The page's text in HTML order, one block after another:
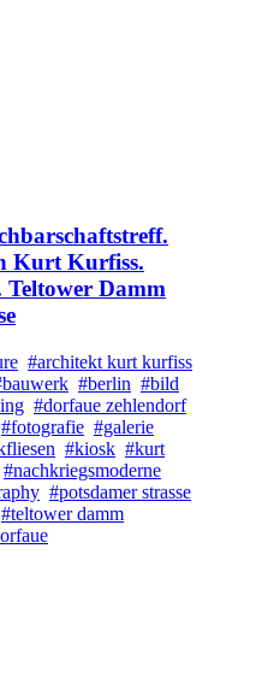
Kurt Kurfiss.
Damm
#architekt kurt kurfiss
#berlin #bild
#dorfaue zehlendorf
#fotografie #galerie
#kiosk #kurt
#nachkriegsmoderne
#potsdamer strasse
#teltower damm